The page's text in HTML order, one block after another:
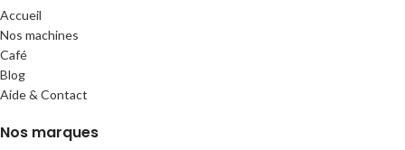
Accueil
Nos machines
Café
Blog
Aide & Contact
Nos marques